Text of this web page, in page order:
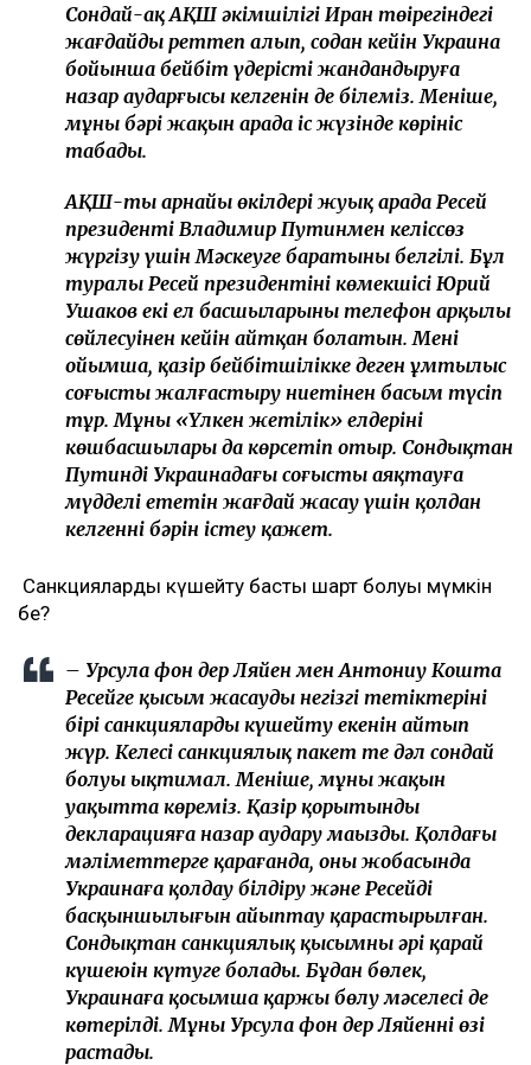
Сондай-ақ АҚШ әкімшілігі Иран төңірегіндегі
жағдайды реттеп алып, содан кейін Украина
бойынша бейбіт үдерісті жандандыруға
назар аударғысы келгенін де білеміз. Меніңше,
мұның бәрі жақын арада іс жүзінде көрініс
табады.
АҚШ-тың арнайы өкілдері жуық арада Ресей
президенті Владимир Путинмен келіссөз
жүргізу үшін Мәскеуге баратыны белгілі. Бұл
туралы Ресей президентінің көмекшісі Юрий
Ушаков екі ел басшыларының телефон арқылы
сөйлесуінен кейін айтқан болатын. Менің
ойымша, қазір бейбітшілікке деген ұмтылыс
соғысты жалғастыру ниетінен басым түсіп
тұр. Мұны «Үлкен жетілік» елдерінің
көшбасшылары да көрсетіп отыр. Сондықтан
Путинді Украинадағы соғысты аяқтауға
мүдделі ететін жағдай жасау үшін қолдан
келгеннің бәрін істеу қажет.
Санкцияларды күшейту басты шарт болуы мүмкін
бе?
– Урсула фон дер Ляйен мен Антониу Кошта
Ресейге қысым жасаудың негізгі тетіктерінің
бірі санкцияларды күшейту екенін айтып
жүр. Келесі санкциялық пакет те дәл сондай
болуы ықтимал. Меніңше, мұны жақын
уақытта көреміз. Қазір қорытынды
декларацияға назар аудару маңызды. Қолдағы
мәліметтерге қарағанда, оның жобасында
Украинаға қолдау білдіру және Ресейдің
басқыншылығын айыптау қарастырылған.
Сондықтан санкциялық қысымның әрі қарай
күшеюін күтуге болады. Бұдан бөлек,
Украинаға қосымша қаржы бөлу мәселесі де
көтерілді. Мұны Урсула фон дер Ляйеннің өзі
растады.